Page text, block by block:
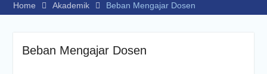
Home Akademik Beban Mengajar Dosen
Beban Mengajar Dosen